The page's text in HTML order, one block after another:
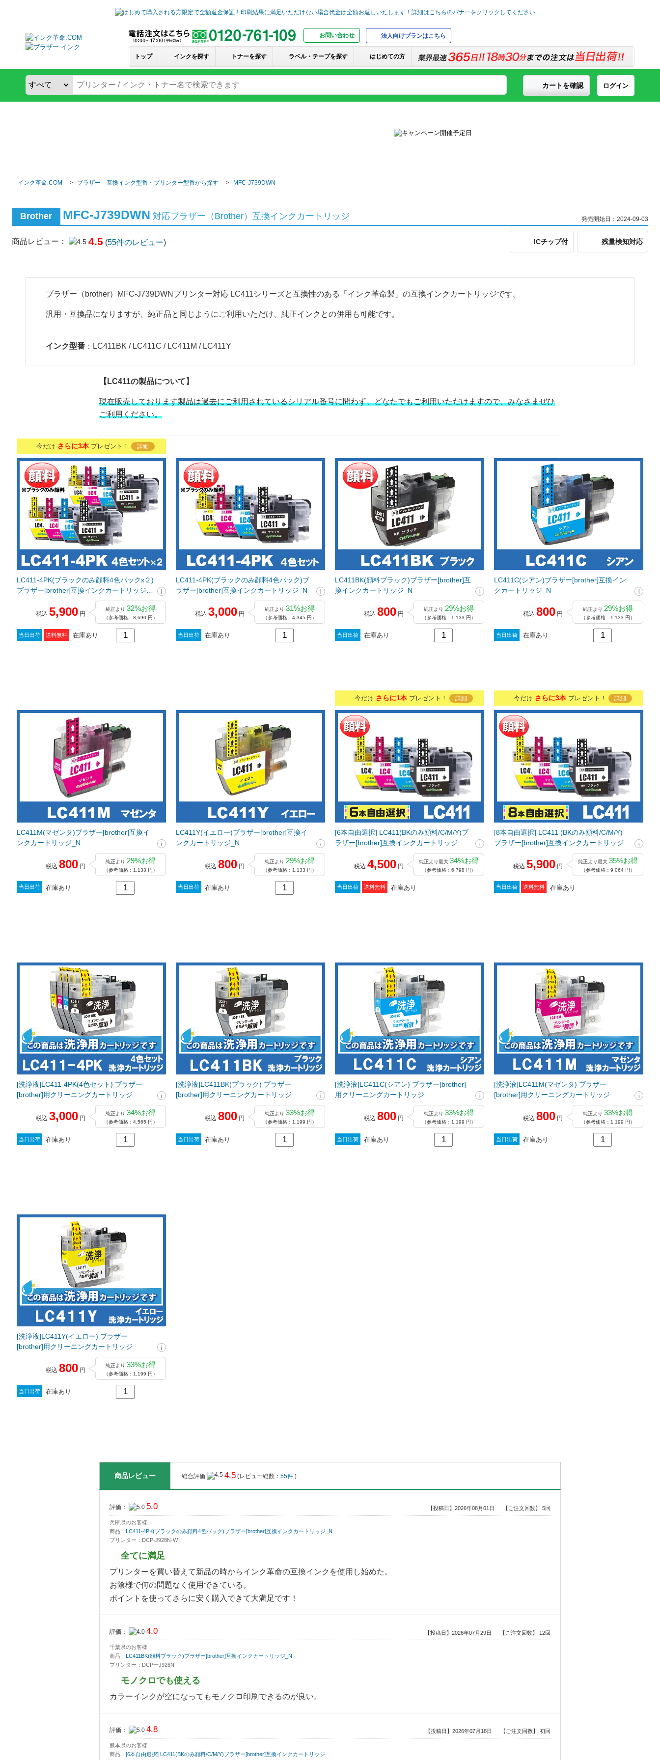
お問い合わせ 法人向けプランはこちら
トップ インクを探す トナーを探す ラベル・テープを探す はじめての方
ログイン
カートを確認
インク革命.COM ブラザー 互換インク型番・プリンター型番から探す MFC-J739DWN
Brother MFC-J739DWN 対応ブラザー（Brother）互換インクカートリッジ 発売開始日：2024-09-03
商品レビュー： 4.5 (55件のレビュー) ICチップ付 残量検知対応
ブラザー（brother）MFC-J739DWNプリンター対応 LC411シリーズと互換性のある「インク革命製」の互換インクカートリッジです。
汎用・互換品になりますが、純正品と同じようにご利用いただけ、純正インクとの併用も可能です。
インク型番 ：LC411BK / LC411C / LC411M / LC411Y
【LC411の製品について】
現在販売しております製品は過去にご利用されているシリアル番号に問わず、どなたでもご利用いただけますので、みなさまぜひ
ご利用ください。
今だけ さらに3本プレゼント！ 詳細
LC411-4PK(ブラックのみ顔料4色パックx２)
ブラザー[brother]互換インクカートリッジ
税込 5,900 円
純正より 32%お得
（参考価格：8,690 円）
当日出荷 送料無料 在庫あり
LC411-4PK(ブラックのみ顔料4色パック)ブ
ラザー[brother]互換インクカートリッジ_N
税込 3,000 円
純正より 31%お得
（参考価格：4,345 円）
当日出荷 在庫あり
LC411BK(顔料ブラック)ブラザー[brother]互
換インクカートリッジ_N
税込 800 円
純正より 29%お得
（参考価格：1,133 円）
当日出荷 在庫あり
LC411C(シアン)ブラザー[brother]互換イン
クカートリッジ_N
税込 800 円
純正より 29%お得
（参考価格：1,133 円）
当日出荷 在庫あり
LC411M(マゼンタ)ブラザー[brother]互換イ
ンクカートリッジ_N
税込 800 円
純正より 29%お得
（参考価格：1,133 円）
当日出荷 在庫あり
LC411Y(イエロー)ブラザー[brother]互換イ
ンクカートリッジ_N
税込 800 円
純正より 29%お得
（参考価格：1,133 円）
当日出荷 在庫あり
今だけ さらに1本プレゼント！ 詳細
[6本自由選択] LC411(BKのみ顔料/C/M/Y)ブ
ラザー[brother]互換インクカートリッジ
税込 4,500 円
純正より最大 34%お得
（参考価格：6,798 円）
当日出荷 送料無料 在庫あり
今だけ さらに3本プレゼント！ 詳細
[8本自由選択] LC411 (BKのみ顔料/C/M/Y)
ブラザー[brother]互換インクカートリッジ
税込 5,900 円
純正より最大 35%お得
（参考価格：9,064 円）
当日出荷 送料無料 在庫あり
[洗浄液]LC411-4PK(4色セット) ブラザー
[brother]用クリーニングカートリッジ
税込 3,000 円
純正より 34%お得
（参考価格：4,565 円）
当日出荷 在庫あり
[洗浄液]LC411BK(ブラック) ブラザー
[brother]用クリーニングカートリッジ
税込 800 円
純正より 33%お得
（参考価格：1,199 円）
当日出荷 在庫あり
[洗浄液]LC411C(シアン) ブラザー[brother]
用クリーニングカートリッジ
税込 800 円
純正より 33%お得
（参考価格：1,199 円）
当日出荷 在庫あり
[洗浄液]LC411M(マゼンタ) ブラザー
[brother]用クリーニングカートリッジ
税込 800 円
純正より 33%お得
（参考価格：1,199 円）
当日出荷 在庫あり
[洗浄液]LC411Y(イエロー) ブラザー
[brother]用クリーニングカートリッジ
税込 800 円
純正より 33%お得
（参考価格：1,199 円）
当日出荷 在庫あり
商品レビュー 総合評価 4.5 (レビュー総数： 55件 )
評価： 5.0 【ご注文回数】 5回
【投稿日】2026年08月01日
兵庫県のお客様
商品： LC411-4PK(ブラックのみ顔料4色パック)ブラザー[brother]互換インクカートリッジ_N
プリンター：DCP-J928N-W
全てに満足
プリンターを買い替えて新品の時からインク革命の互換インクを使用し始めた。
お陰様で何の問題なく使用できている。
ポイントを使ってさらに安く購入できて大満足です！
評価： 4.0 【ご注文回数】 12回
【投稿日】2026年07月29日
千葉県のお客様
商品： LC411BK(顔料ブラック)ブラザー[brother]互換インクカートリッジ_N
プリンター：DCP一J926N
モノクロでも使える
カラーインクが空になってもモノクロ印刷できるのが良い。
評価： 4.8 【ご注文回数】 初回
【投稿日】2026年07月18日
熊本県のお客様
商品： [6本自由選択] LC411(BKのみ顔料/C/M/Y)ブラザー[brother]互換インクカートリッジ